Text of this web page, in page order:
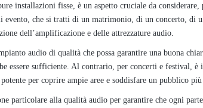
installazioni fisse, è un aspetto cruciale da considerare,
che si tratti di un matrimonio, di un concerto, di
dell’amplificazione e delle attrezzature audio.
audio di qualità che possa garantire una buona
essere sufficiente. Al contrario, per concerti e festival, è
per coprire ampie aree e soddisfare un pubblico più
particolare alla qualità audio per garantire che ogni